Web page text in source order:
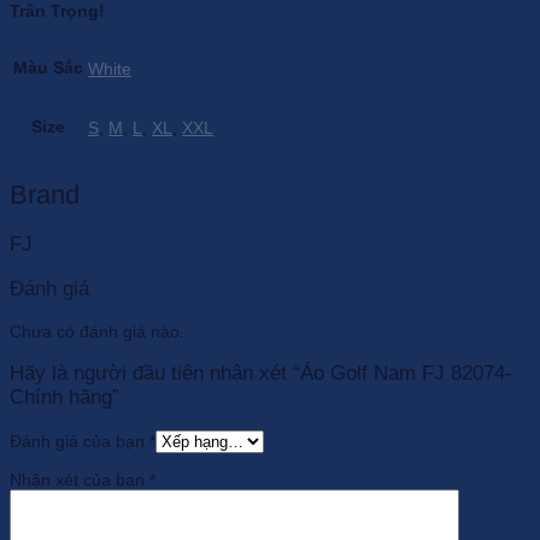
Trân Trọng!
Màu Sắc White
Size S M L XL XXL
Brand
FJ
Đánh giá
Chưa có đánh giá nào.
Hãy là người đầu tiên nhận xét “Áo Golf Nam FJ 82074-
Chính hãng”
Đánh giá của bạn *
Nhận xét của bạn *